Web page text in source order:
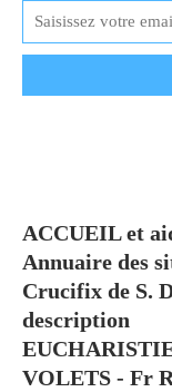
ACCUEIL et
Annuaire des
Crucifix de S.
description
VOLETS - Fr